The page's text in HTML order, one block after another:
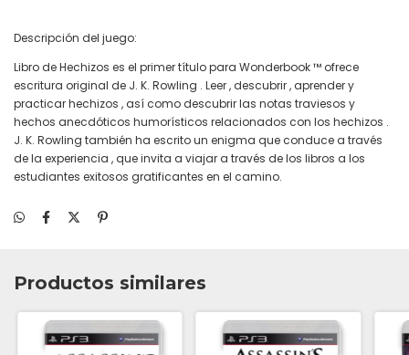
Descripción del juego:
Libro de Hechizos es el primer título para Wonderbook ™ ofrece
escritura original de J. K. Rowling . Leer , descubrir , aprender y
practicar hechizos , así como descubrir las notas traviesos y
hechos anecdóticos humorísticos relacionados con los hechizos .
J. K. Rowling también ha escrito un enigma que conduce a través
de la experiencia , que invita a viajar a través de los libros a los
estudiantes exitosos gratificantes en el camino.
Productos similares